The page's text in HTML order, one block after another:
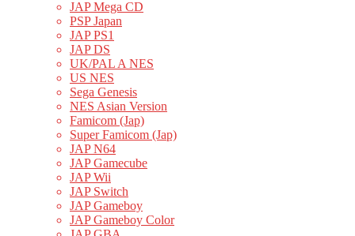
JAP Mega CD
PSP Japan
JAP PS1
JAP DS
UK/PAL A NES
US NES
Sega Genesis
NES Asian Version
Famicom (Jap)
Super Famicom (Jap)
JAP N64
JAP Gamecube
JAP Wii
JAP Switch
JAP Gameboy
JAP Gameboy Color